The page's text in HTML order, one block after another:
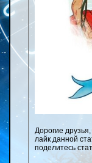
Дорогие
лайк данной
поделитесь